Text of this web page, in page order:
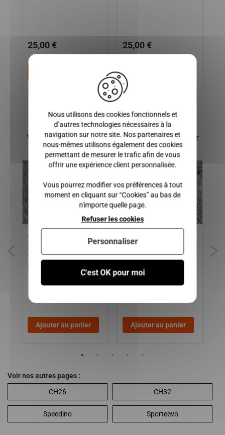
25,00 € 25,00 €
Vous pourriez également être intéressé par
Commodo de phare sans
anti brouillard / TOUT LES
VEHICULES DE VOITURES
SANS PERMIS
15,00 €
Ajouter au panier
POMPE A INJECTION
/ CHATENET / BELLIER
350,00 €
Ajouter au panier
Voir nos autres pages :
CH26
CH32
Speedino Sporteevo
Nous utilisons des cookies fonctionnels et
d’autres technologies nécessaires à la
navigation sur notre site. Nos partenaires et
nous-mêmes utilisons également des cookies
permettant de mesurer le trafic afin de vous
offrir une expérience client personnalisée.
Vous pourrez modifier vos préférences à tout
moment en cliquant sur “Cookies” au bas de
n'importe quelle page.
C'est OK pour moi
Refuser les cookies
Personnaliser